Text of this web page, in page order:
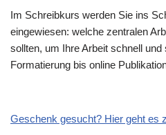
Im Schreibkurs werden Sie ins
eingewiesen: welche zentralen
sollten, um Ihre Arbeit schnell
Formatierung bis online
Geschenk gesucht? Hier geht es